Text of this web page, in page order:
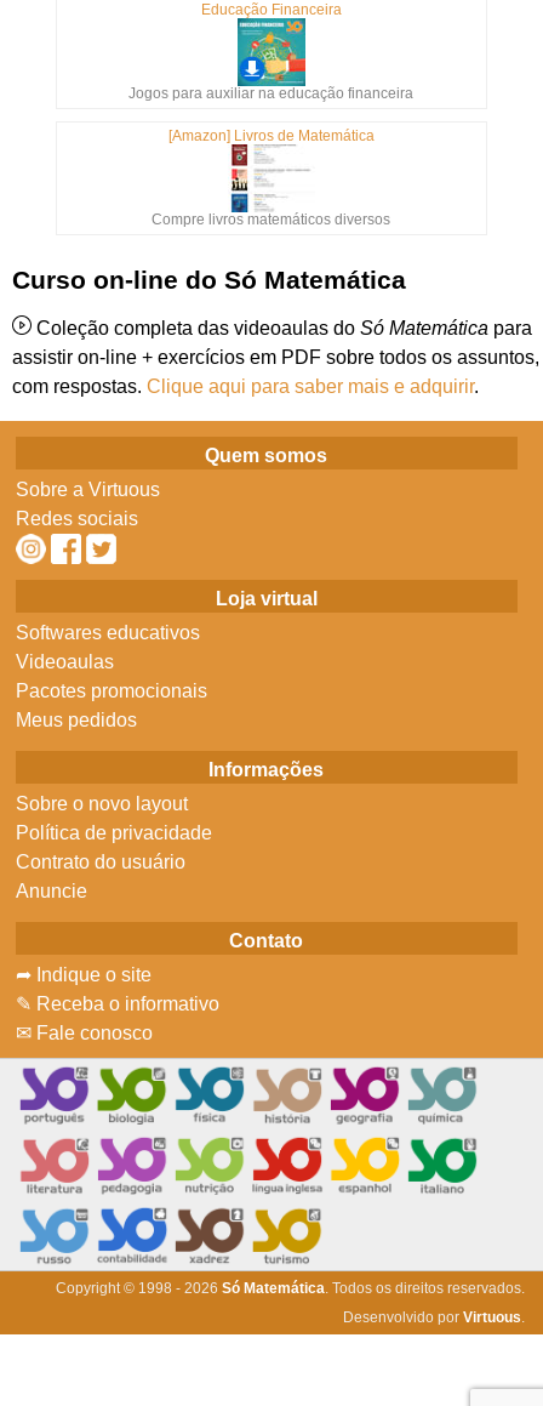
Educação Financeira
Jogos para auxiliar na educação financeira
[Amazon] Livros de Matemática
Compre livros matemáticos diversos
Curso on-line do Só Matemática
Coleção completa das videoaulas do Só Matemática para
assistir on-line + exercícios em PDF sobre todos os assuntos,
com respostas. Clique aqui para saber mais e adquirir.
Quem somos
Sobre a Virtuous
Redes sociais
Loja virtual
Softwares educativos
Videoaulas
Pacotes promocionais
Meus pedidos
Informações
Sobre o novo layout
Política de privacidade
Contrato do usuário
Anuncie
Contato
➦ Indique o site
✎ Receba o informativo
✉ Fale conosco
Copyright © 1998 - 2026 Só Matemática. Todos os direitos reservados.
Desenvolvido por Virtuous.